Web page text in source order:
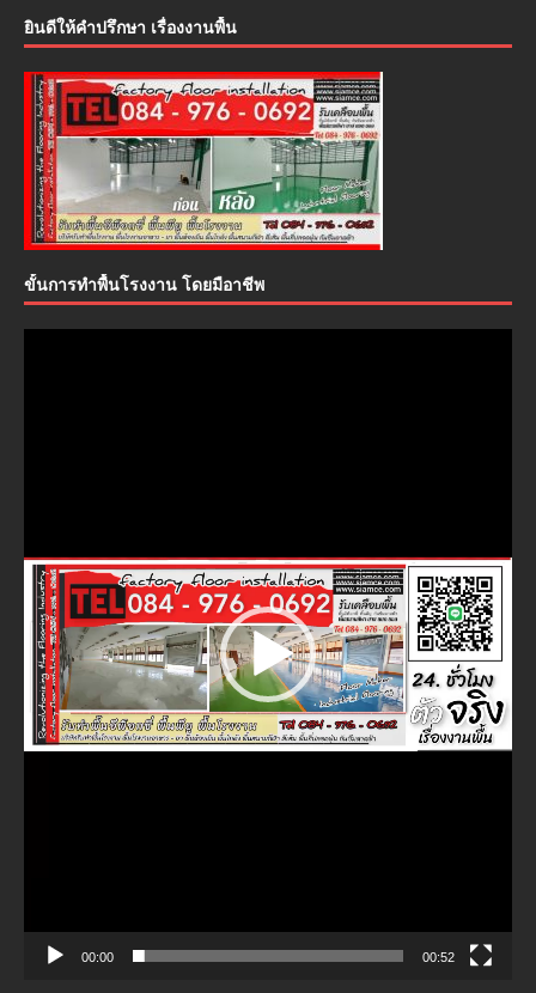
ยินดีให้คำปรึกษา เรื่องงานพื้น
ขั้นการทำพื้นโรงงาน โดยมือาชีพ
00:00 00:52